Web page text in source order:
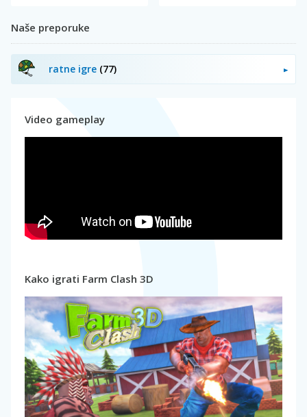
Naše preporuke
ratne igre (77)
Video gameplay
Kako igrati Farm Clash 3D